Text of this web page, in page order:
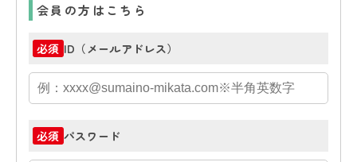
会員の方はこちら
必須 ID（メールアドレス）
必須 パスワード